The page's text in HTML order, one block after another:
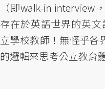
（即walk-in interview
存在於英語世界的英
立學校教師！無怪乎各
的邏輯來思考公立教育